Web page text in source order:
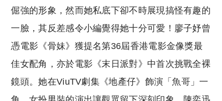
倔強的形象，然而她私底下卻不時展現搞怪有趣的
一臉，其反差感令小編覺得她十分可愛！廖子妤曾
憑電影《骨妹》獲提名第36屆香港電影金像獎最
佳女配角，亦於電影《末日派對》中首次挑戰全裸
鏡頭。她在ViuTV劇集《地產仔》飾演「魚哥」一